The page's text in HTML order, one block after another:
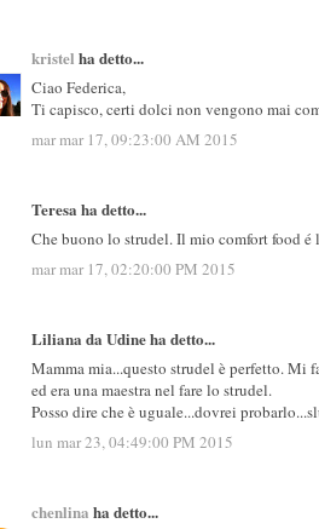
kristel ha detto...
Ciao Federica,
Ti capisco, certi dolci non vengono mai
mar mar 17, 09:23:00 AM 2015
Teresa ha detto...
Che buono lo strudel. Il mio comfort food é
mar mar 17, 02:20:00 PM 2015
Liliana da Udine ha detto...
Mamma mia...questo strudel è perfetto. Mi
ed era una maestra nel fare lo strudel.
Posso dire che è uguale...dovrei
lun mar 23, 04:49:00 PM 2015
chenlina ha detto...